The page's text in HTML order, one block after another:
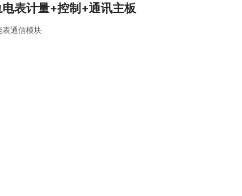
表计量+控制+通讯主板
通信模块